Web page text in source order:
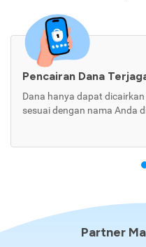
Pencairan Dana
Dana hanya dapat
sesuai dengan nama Anda
Partner